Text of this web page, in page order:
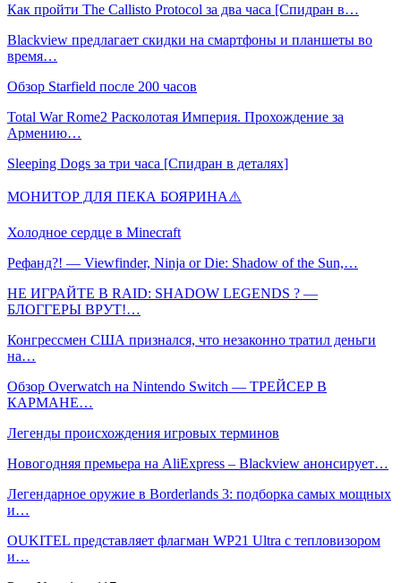
Как пройти The Callisto Protocol за два часа [Спидран в…
Blackview предлагает скидки на смартфоны и планшеты во
время…
Обзор Starfield после 200 часов
Total War Rome2 Расколотая Империя. Прохождение за
Армению…
Sleeping Dogs за три часа [Спидран в деталях]
МОНИТОР ДЛЯ ПЕКА БОЯРИНА⚠️
Холодное сердце в Minecraft
Рефанд?! — Viewfinder, Ninja or Die: Shadow of the Sun,…
НЕ ИГРАЙТЕ В RAID: SHADOW LEGENDS ? —
БЛОГГЕРЫ ВРУТ!…
Конгрессмен США признался, что незаконно тратил деньги
на…
Обзор Overwatch на Nintendo Switch — ТРЕЙСЕР В
КАРМАНЕ…
Легенды происхождения игровых терминов
Новогодняя премьера на AliExpress – Blackview анонсирует…
Легендарное оружие в Borderlands 3: подборка самых мощных
и…
OUKITEL представляет флагман WP21 Ultra с тепловизором
и…